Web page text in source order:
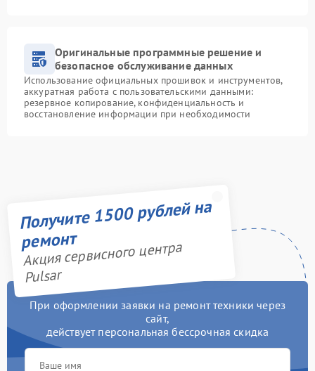
Оригинальные программные решение и
безопасное обслуживание данных
Использование официальных прошивок и инструментов,
аккуратная работа с пользовательскими данными:
резервное копирование, конфиденциальность и
восстановление информации при необходимости
Получите 1500 рублей на
ремонт
Акция сервисного центра
Pulsar
При оформлении заявки на ремонт техники через
сайт,
действует персональная бессрочная скидка